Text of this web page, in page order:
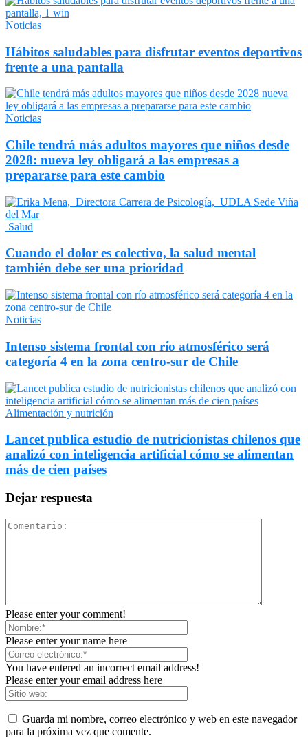
Noticias
Hábitos saludables para disfrutar eventos deportivos
frente a una pantalla
Noticias
Chile tendrá más adultos mayores que niños desde
2028: nueva ley obligará a las empresas a
prepararse para este cambio
Salud
Cuando el dolor es colectivo, la salud mental
también debe ser una prioridad
Noticias
Intenso sistema frontal con río atmosférico será
categoría 4 en la zona centro-sur de Chile
Alimentación y nutrición
Lancet publica estudio de nutricionistas chilenos que
analizó con inteligencia artificial cómo se alimentan
más de cien países
Dejar respuesta
Please enter your comment!
Please enter your name here
You have entered an incorrect email address!
Please enter your email address here
Guarda mi nombre, correo electrónico y web en este navegador
para la próxima vez que comente.